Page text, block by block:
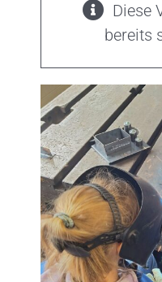
Diese
bereits